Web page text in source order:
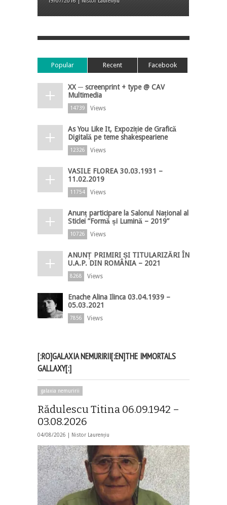
Popular Recent Facebook
XX ─ screenprint + type @ CAV
Multimedia
14739 Views
As You Like It, Expoziție de Grafică
Digitală pe teme shakespeariene
12326 Views
VASILE FLOREA 30.03.1931 –
11.02.2019
11754 Views
Anunț participare la Salonul Național al
Sticlei ”Formă și Lumină – 2019”
10726 Views
ANUNȚ PRIMIRI ȘI TITULARIZĂRI ÎN
U.A.P. DIN ROMÂNIA – 2021
8268 Views
Enache Alina Ilinca 03.04.1939 –
05.03.2021
7856 Views
[:RO]GALAXIA NEMURIRII[:EN]THE IMMORTALS
GALLAXY[:]
galaxia nemuririi
Rădulescu Titina 06.09.1942 –
03.08.2026
04/08/2026 | Nistor Laurențiu